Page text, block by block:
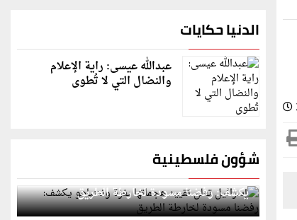
الدنيا حكايات
عبدالله عيسى: راية الإعلام
والنضال التي لا تُطوى
شؤون فلسطينية
إسرائيل تعلن تقييد هجماتها بغزة ونتنياهو
يكشف: رفضنا مسودة لخارطة الطريق